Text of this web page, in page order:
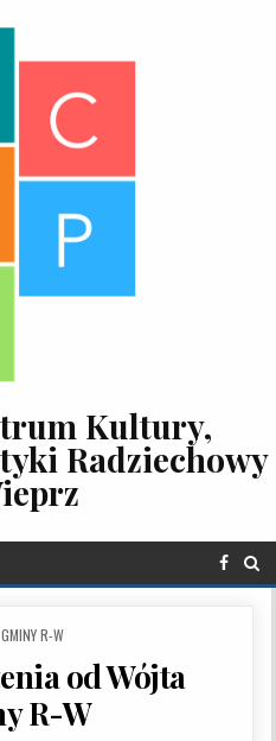
Kultury,
Radziechowy
IN R-W
od Wójta
R-W